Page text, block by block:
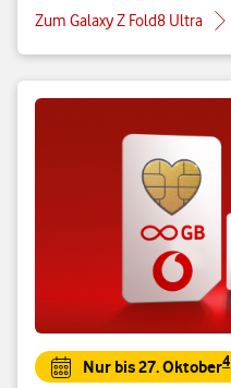
Zum Galaxy Z Fold8 Ultra
Nur bis 27. Oktober4